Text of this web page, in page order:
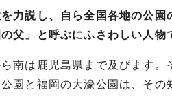
力説し、自ら全国各地の公園
父」と呼ぶにふさわしい人物
南は鹿児島県まで及びます。
園と福岡の大濠公園は、その